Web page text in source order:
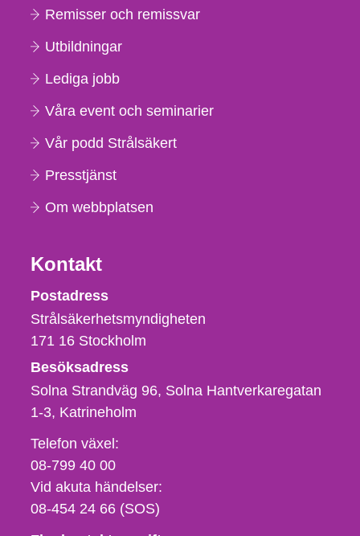
Remisser och remissvar
Utbildningar
Lediga jobb
Våra event och seminarier
Vår podd Strålsäkert
Presstjänst
Om webbplatsen
Kontakt
Strålsäkerhetsmyndigheten
Postadress
Strålsäkerhetsmyndigheten
171 16 Stockholm
Besöksadress
Solna Strandväg 96, Solna Hantverkaregatan
1-3 Katrineholm
Telefon,
fax
och
e-
Telefon växel:
08-799 40 00
Vid akuta händelser:
08-454 24 66 (SOS)